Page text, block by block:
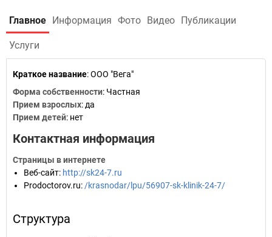
Главное Информация Фото Видео Публикации
Услуги
Краткое название:ООО "Вега"
Форма собственности: Частная
Прием взрослых: да
Прием детей: нет
Контактная информация
Страницы в интернете
Веб-сайт: http://sk24-7.ru
Prodoctorov.ru: /krasnodar/lpu/56907-sk-klinik-24-7/
Структура